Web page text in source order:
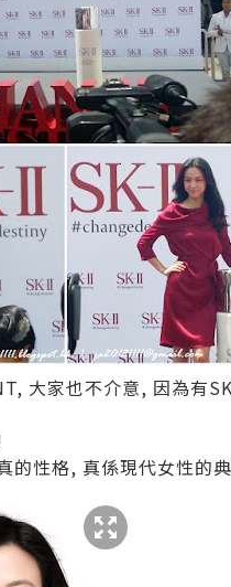
大家也不介意, 因為有
的性格, 真係現代女性的